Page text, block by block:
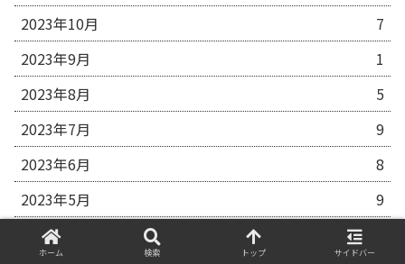
2023年10月
7
2023年9月
1
2023年8月
5
2023年7月
9
2023年6月
8
2023年5月
9
2023年4月
ホーム 検索 トップ サイドバー